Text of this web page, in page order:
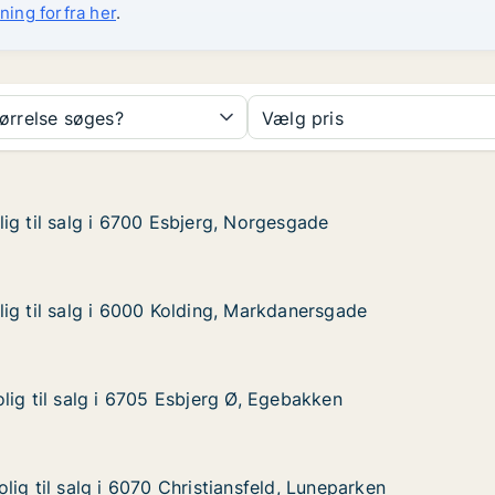
forfra her.
søges? Vælg pris
Esbjerg, Norgesgade
til salg i 6700 Esbjerg, Norgesgade
til salg i 6700 Esbjerg, Norgesgade
Kolding, Markdanersgade
til salg i 6000 Kolding, Markdanersgade
til salg i 6000 Kolding, Markdanersgade
6705 Esbjerg Ø, Egebakken
til salg i 6705 Esbjerg Ø, Egebakken
til salg i 6705 Esbjerg Ø, Egebakken
til salg i 6070 Christiansfeld, Luneparken
til salg i 6070 Christiansfeld, Luneparken